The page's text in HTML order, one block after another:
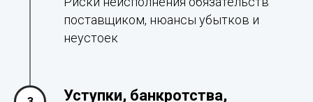
поставщиком, нюансы убытков и
неустоек
Уступки, банкротства,